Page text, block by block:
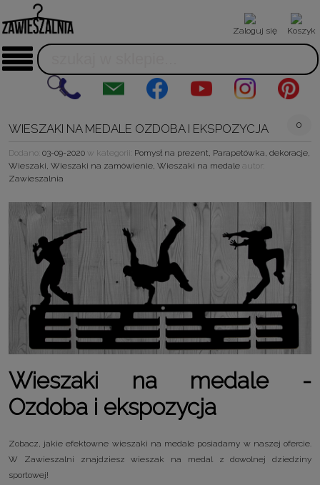
Zaloguj się Koszyk
WIESZAKI NA MEDALE OZDOBA I EKSPOZYCJA 0
Dodano: 03-09-2020 w kategorii: Pomysł na prezent, Parapetówka, dekoracje,
Wieszaki, Wieszaki na zamówienie, Wieszaki na medale autor:
Zawieszalnia
Wieszaki na medale -
Ozdoba i ekspozycja
Zobacz, jakie efektowne wieszaki na medale posiadamy w naszej ofercie.
W Zawieszalni znajdziesz wieszak na medal z dowolnej dziedziny
sportowej!